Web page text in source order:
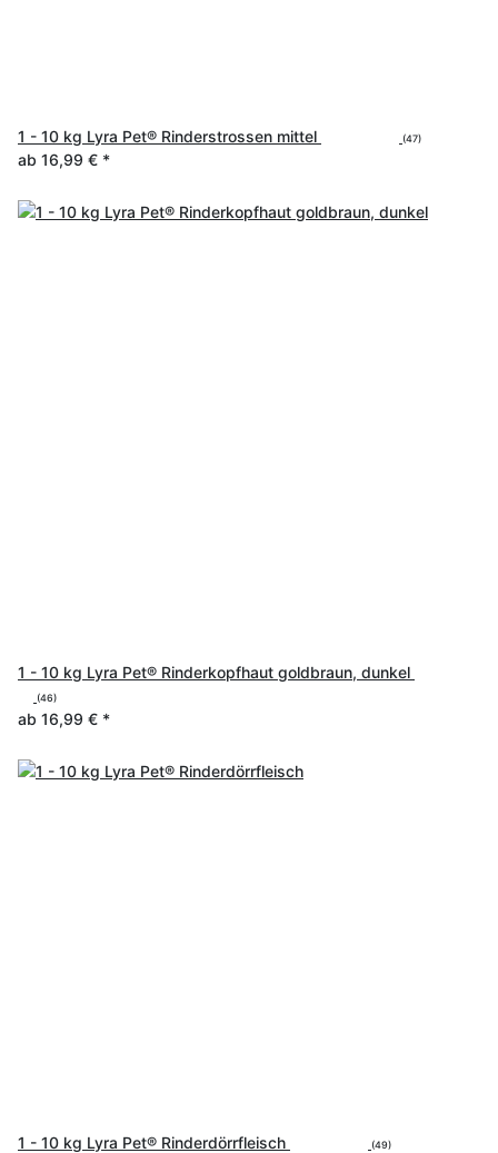
1 - 10 kg Lyra Pet® Rinderstrossen mittel (47)
ab 16,99 € *
1 - 10 kg Lyra Pet® Rinderkopfhaut goldbraun, dunkel
(46)
ab 16,99 € *
1 - 10 kg Lyra Pet® Rinderdörrfleisch (49)